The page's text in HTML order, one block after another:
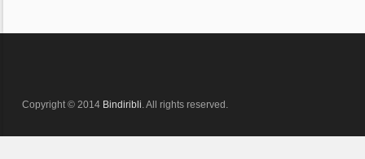
Copyright © 2014 Bindiribli. All rights reserved.